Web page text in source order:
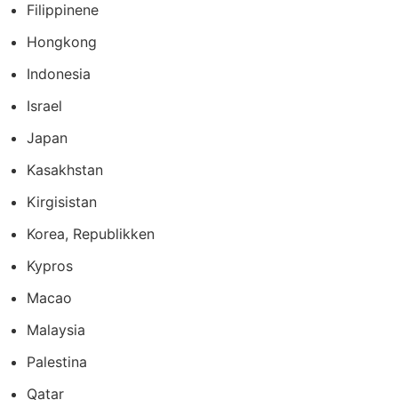
Filippinene
Hongkong
Indonesia
Israel
Japan
Kasakhstan
Kirgisistan
Korea, Republikken
Kypros
Macao
Malaysia
Palestina
Qatar